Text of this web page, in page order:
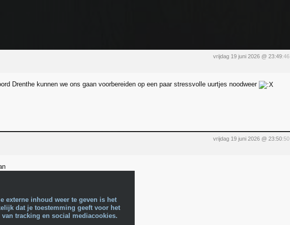
vrijdag 19 juni 2026 @ 23:49:46
Drenthe kunnen we ons gaan voorbereiden op een paar stressvolle uurtjes noodweer
vrijdag 19 juni 2026 @ 23:50:50
externe inhoud weer te geven is het
dat je toestemming geeft voor het
tracking en social mediacookies.